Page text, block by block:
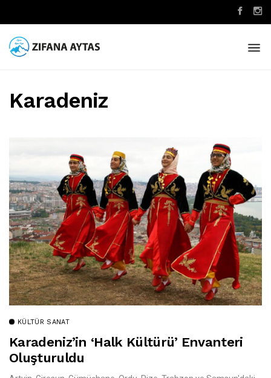
Karadeniz
KÜLTÜR SANAT
Karadeniz’in ‘halk Kültürü’ Envanteri
Oluşturuldu